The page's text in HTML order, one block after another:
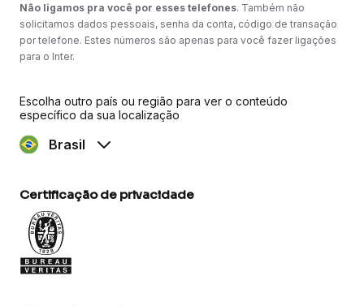
Não ligamos pra você por esses telefones. Também não
solicitamos dados pessoais, senha da conta, código de transação
por telefone. Estes números são apenas para você fazer ligações
para o Inter.
Escolha outro país ou região para ver o conteúdo
específico da sua localização
Brasil
Certificação de privacidade